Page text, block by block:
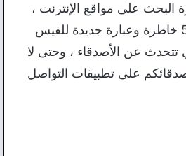
البحث على مواقع الإنترنت ،
وفي هذا اليوم يسعدنا أن نقدم لكم متابعينا مقال يحمل عنوان بوستات عن الصحاب البنات 50 خاطرة وعبارة جديدة للفيس
تتحدث عن الأصدقاء ، وحتى لا
على تطبيقات التواصل